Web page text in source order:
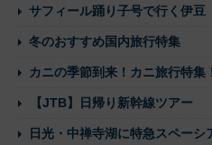
サフィール踊り子号で行く伊豆
冬のおすすめ国内旅行特集
カニの季節到来！カニ旅行特集！
【JTB】日帰り新幹線ツアー
日光・中禅寺湖に特急スペーシ